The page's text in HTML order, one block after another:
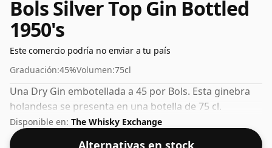
Bols Silver Top Gin Bottled
1950's
Este comercio podría no enviar a tu país
Graduación:45%Volumen:75cl
Una Dry Gin embotellada a 45 por Bols. Esta ginebra
holandesa se presenta en una botella de 75 cl.
Disponible en: The Whisky Exchange